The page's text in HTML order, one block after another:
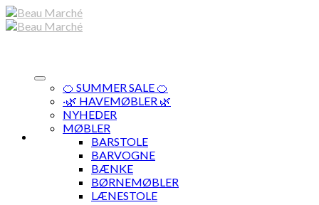
Skip
to
🍊 SUMMER SALE 🍊
·🌿 HAVEMØBLER 🌿
NYHEDER
MØBLER
BARSTOLE
BARVOGNE
BÆNKE
BØRNEMØBLER
LÆNESTOLE